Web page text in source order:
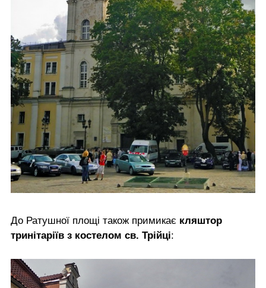
До Ратушної площі також примикає кляштор
тринітаріїв з костелом св. Трійці: